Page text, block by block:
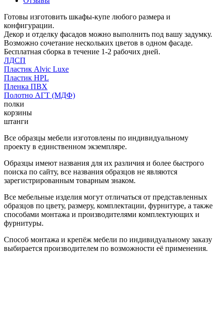
Готовы изготовить шкафы-купе любого размера и
конфигурации.
Декор и отделку фасадов можно выполнить под вашу задумку.
Возможно сочетание нескольких цветов в одном фасаде.
Бесплатная сборка в течение 1-2 рабочих дней.
ЛДСП
Пластик Alvic Luxe
Пластик HPL
Пленка ПВХ
Полотно АГТ (МДФ)
полки
корзины
штанги
Все образцы мебели изготовлены по индивидуальному
проекту в единственном экземпляре.
Образцы имеют названия для их различия и более быстрого
поиска по сайту, все названия образцов не являются
зарегистрированным товарным знаком.
Все мебельные изделия могут отличаться от представленных
образцов по цвету, размеру, комплектации, фурнитуре, а также
способами монтажа и производителями комплектующих и
фурнитуры.
Способ монтажа и крепёж мебели по индивидуальному заказу
выбирается производителем по возможности её применения.